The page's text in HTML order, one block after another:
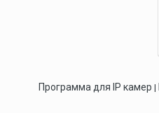
Программа для IP камер |